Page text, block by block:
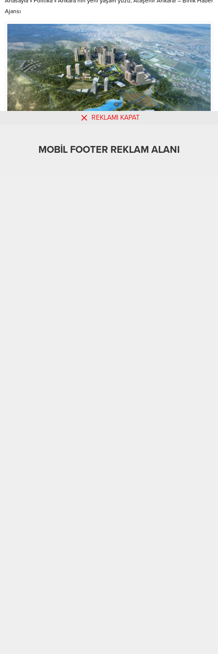
Ajansı
REKLAMI KAPAT
MOBİL FOOTER REKLAM ALANI